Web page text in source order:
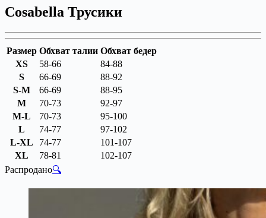
Cosabella Трусики
Размер Обхват талии Обхват бедер
XS
58-66
84-88
S
66-69
88-92
S-M
66-69
88-95
M
70-73
92-97
M-L
70-73
95-100
L
74-77
97-102
L-XL
74-77
101-107
XL
78-81
102-107
Распродано🔍